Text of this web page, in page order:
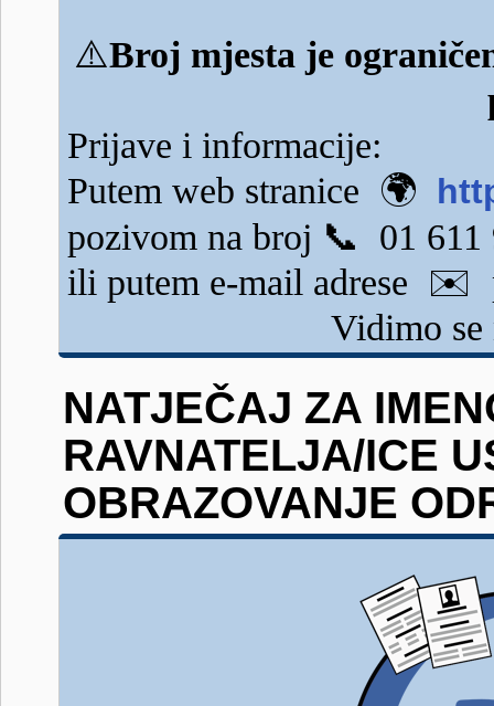
⚠️Broj mjesta je
Prijave i informacije:
Putem web stranice 🌍
pozivom na broj 📞 01 611
ili putem e-mail adrese ✉️
Vidimo
NATJEČAJ ZA
RAVNATELJA/ICE
OBRAZOVANJE